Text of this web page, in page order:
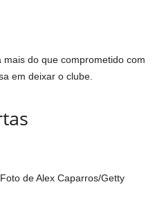
do que comprometido com
em deixar o clube.
de Alex Caparros/Getty